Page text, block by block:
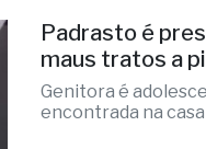
Padrasto é
maus tratos a
Genitora é
encontrada na casa